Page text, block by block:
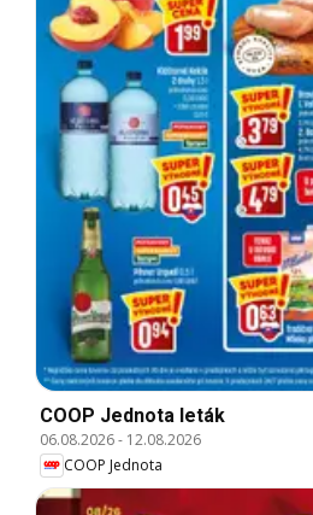
COOP Jednota leták
06.08.2026- 12.08.2026
COOP Jednota